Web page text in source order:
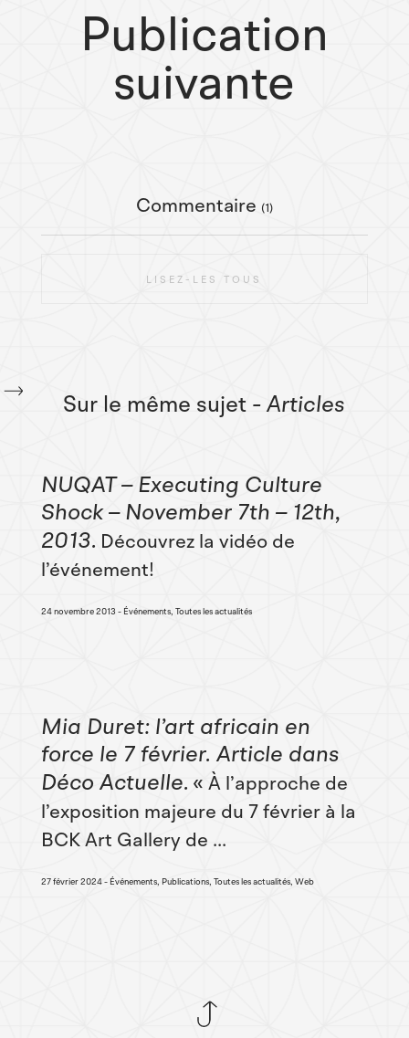
Publication
suivante
Commentaire (1)
LISEZ-LES TOUS
Sur le même sujet - Articles
NUQAT – Executing Culture
Shock – November 7th – 12th,
2013 Découvrez la vidéo de
l’événement!
24 novembre 2013 Événements, Toutes les actualités
Mia Duret: l’art africain en
force le 7 février. Article dans
Déco Actuelle « À l’approche de
l’exposition majeure du 7 février à la
BCK Art Gallery de ...
27 février 2024 Événements, Publications, Toutes les actualités, Web